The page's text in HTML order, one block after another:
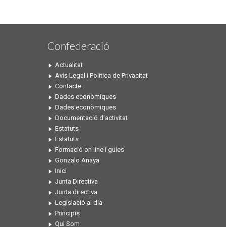
Confederació
Actualitat
Avís Legal i Política de Privacitat
Contacte
Dades econòmiques
Dades econòmiques
Documentació d’activitat
Estatuts
Estatuts
Formació on line i guies
Gonzalo Anaya
Inici
Junta Directiva
Junta directiva
Legislació al dia
Principis
Qui Som